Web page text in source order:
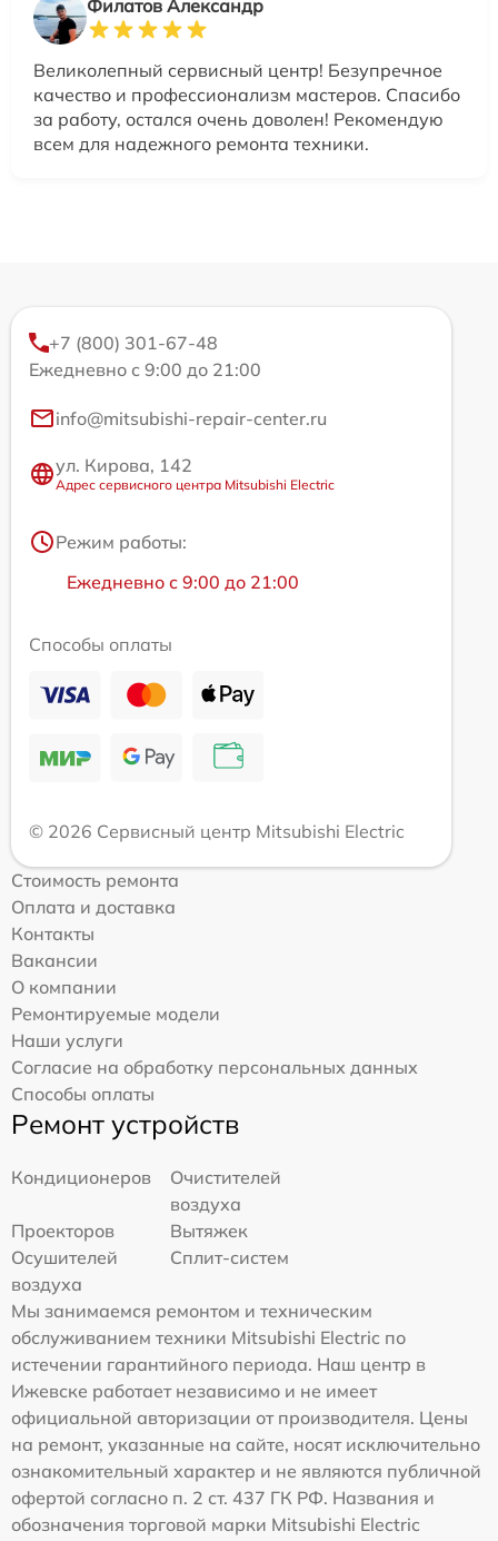
Филатов Александр
Великолепный сервисный центр! Безупречное
качество и профессионализм мастеров. Спасибо
за работу, остался очень доволен! Рекомендую
всем для надежного ремонта техники.
+7 (800) 301-67-48
Ежедневно с 9:00 до 21:00
info@mitsubishi-repair-center.ru
ул. Кирова, 142
Адрес сервисного центра Mitsubishi Electric
Режим работы:
Ежедневно с 9:00 до 21:00
Способы оплаты
© 2026 Сервисный центр Mitsubishi Electric
Стоимость ремонта
Оплата и доставка
Контакты
Вакансии
О компании
Ремонтируемые модели
Наши услуги
Согласие на обработку персональных данных
Способы оплаты
Ремонт устройств
Кондиционеров
Очистителей
воздуха
Проекторов
Вытяжек
Осушителей
воздуха
Сплит-систем
Мы занимаемся ремонтом и техническим
обслуживанием техники Mitsubishi Electric по
истечении гарантийного периода. Наш центр в
Ижевске работает независимо и не имеет
официальной авторизации от производителя. Цены
на ремонт, указанные на сайте, носят исключительно
ознакомительный характер и не являются публичной
офертой согласно п. 2 ст. 437 ГК РФ. Названия и
обозначения торговой марки Mitsubishi Electric